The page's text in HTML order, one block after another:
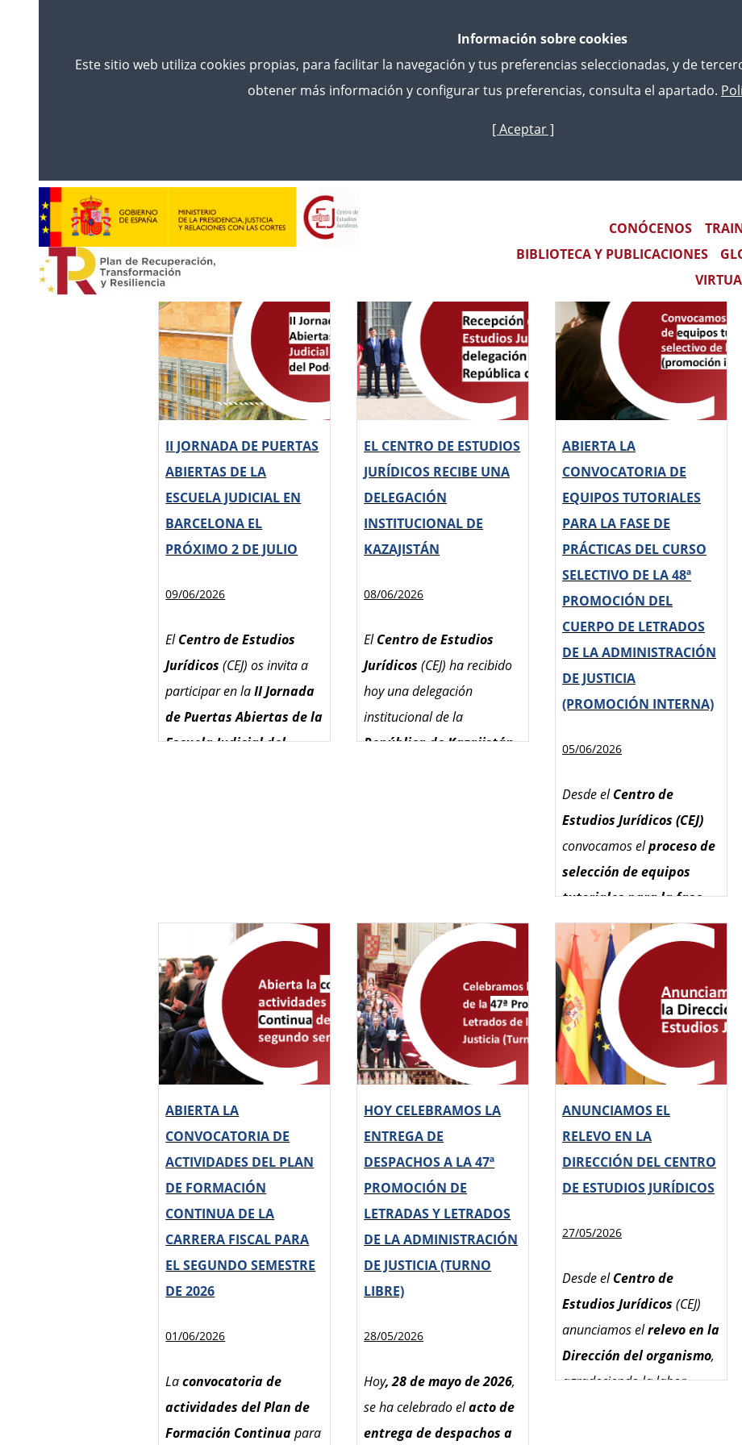
Skip
main
Información sobre cookies
Este sitio web utiliza cookies propias, para facilitar la navegación y tus preferencias seleccionadas, y de
obtener más información y configurar tus preferencias, consulta el apartado.
[ Aceptar ]
Main navigation
CONÓCENOS
BIBLIOTECA Y PUBLICACIONES
News
II JORNADA DE PUERTAS
ABIERTAS DE LA
ESCUELA JUDICIAL EN
BARCELONA EL
PRÓXIMO 2 DE JULIO
09/06/2026
ElCentro de Estudios
Jurídicos (CEJ) os invita a
participar en laII Jornada
de Puertas Abiertas de la
Escuela Judicial del
funcionamiento de la
Escuela Judicial y el modelo
de formación de quienes
acceden a la Carrera
Judicial en España.
La jornada, bajo el lema
forman los futuros
jueces y juezas”, está
concebidacomo un
espacio de
acercamiento a la
realidad formativa de la
judicatura, en el que se
explicará el proceso de
mérito y la capacidad, así
como la formación
práctica que reciben los
EL CENTRO DE ESTUDIOS
JURÍDICOS RECIBE UNA
DELEGACIÓN
INSTITUCIONAL DE
KAZAJISTÁN
08/06/2026
ElCentro de Estudios
Jurídicos (CEJ) ha recibido
hoy una delegación
institucional de la
República de Kazajistán
desarrolla el organismo.
La delegación ha sido
recibida por el director
del CEJ,
Ignacio Sola
Barleycorn; la
subdirectora general y
Muñoz Reja-Herrero; la
jefa de Área de
Formación Internacional,
Carolina Crespo Migoya
y el jefe de Servicio de
Formación Internacional,
Gustavo García
Fernández
La delegación kazaja
adjunto al jefe de la
Administración de la
Presidencia de la
ABIERTA LA
CONVOCATORIA DE
EQUIPOS TUTORIALES
PARA LA FASE DE
PRÁCTICAS DEL CURSO
SELECTIVO DE LA 48ª
PROMOCIÓN DEL
CUERPO DE LETRADOS
DE LA ADMINISTRACIÓN
DE JUSTICIA
(PROMOCIÓN INTERNA)
05/06/2026
Desde elCentro de
Estudios Jurídicos (CEJ)
convocamos elproceso de
selección de equipos
tutoriales para la fase
de prácticas tuteladas
del curso selectivo de la
48ª Promoción
alCuerpo de Letrados de
la Administración de
Justicia(promoción
interna).
Las prácticas tuteladas
se iniciarán el día 7 de
septiembre y finalizarán
el 29 de enero de 2027(el
el 08 de enero, ambos
inclusive, tendrá la
consideración de no
lectivo), generalmente en
horario de mañana.
ABIERTA LA
CONVOCATORIA DE
ACTIVIDADES DEL PLAN
DE FORMACIÓN
CONTINUA DE LA
CARRERA FISCAL PARA
EL SEGUNDO SEMESTRE
DE 2026
01/06/2026
Laconvocatoria de
actividades del Plan de
Formación Continuapara
HOY CELEBRAMOS LA
ENTREGA DE
DESPACHOS A LA 47ª
PROMOCIÓN DE
LETRADAS Y LETRADOS
DE LA ADMINISTRACIÓN
DE JUSTICIA (TURNO
LIBRE)
28/05/2026
Hoy, 28 de mayo de 2026,
se ha celebrado elacto de
entrega de despachos a
ANUNCIAMOS EL
RELEVO EN LA
DIRECCIÓN DEL CENTRO
DE ESTUDIOS JURÍDICOS
27/05/2026
Desde elCentro de
Estudios Jurídicos (CEJ)
anunciamos elrelevo en la
Dirección del organismo,
agradeciendo la labor